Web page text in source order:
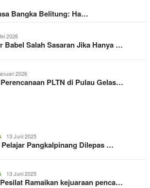
Bangka Belitung: Ha…
2026
Babel Salah Sasaran Jika Hanya …
2026
PLTN di Pulau Gelas…
13 Juni 2025
Pelajar Pangkalpinang Dilepas …
13 Juni 2025
Ramaikan kejuaraan penca…